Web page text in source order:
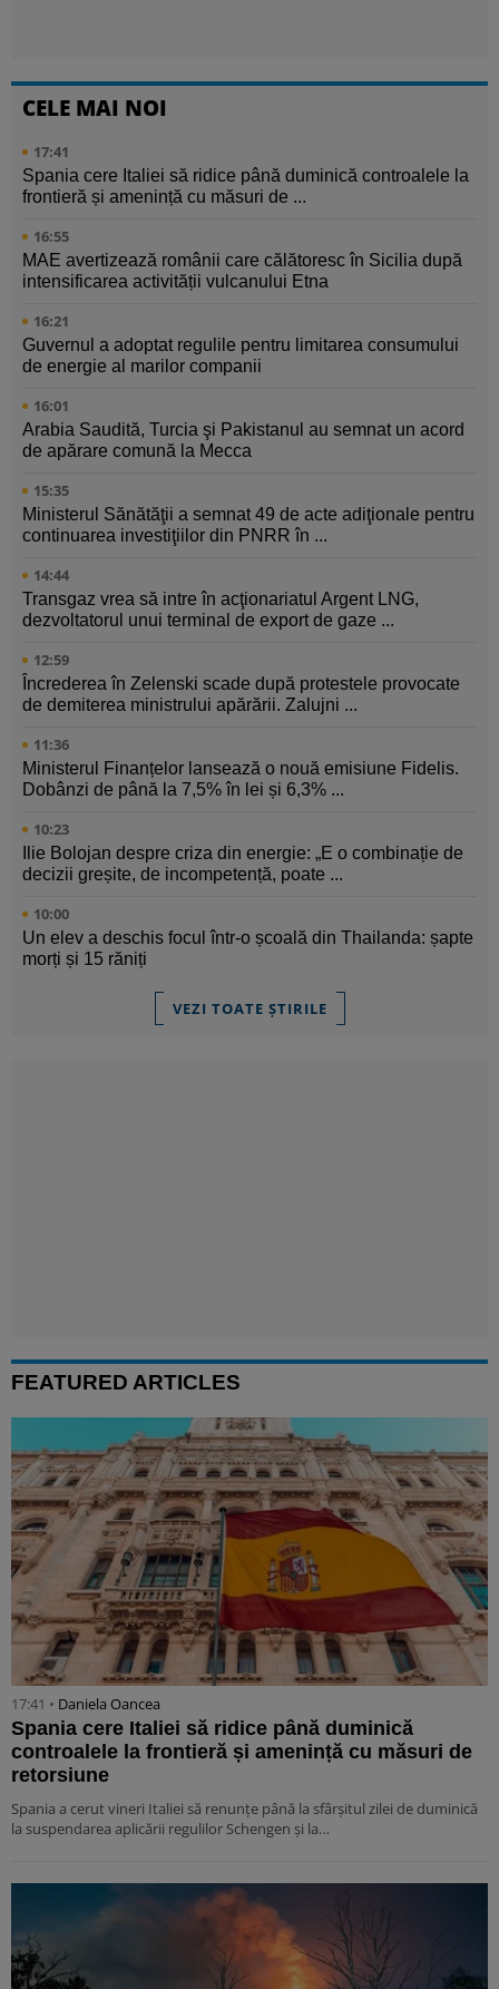
CELE MAI NOI
17:41
Spania cere Italiei să ridice până duminică controalele la
frontieră și amenință cu măsuri de ...
16:55
MAE avertizează românii care călătoresc în Sicilia după
intensificarea activității vulcanului Etna
16:21
Guvernul a adoptat regulile pentru limitarea consumului
de energie al marilor companii
16:01
Arabia Saudită, Turcia şi Pakistanul au semnat un acord
de apărare comună la Mecca
15:35
Ministerul Sănătăţii a semnat 49 de acte adiţionale pentru
continuarea investiţiilor din PNRR în ...
14:44
Transgaz vrea să intre în acţionariatul Argent LNG,
dezvoltatorul unui terminal de export de gaze ...
12:59
Încrederea în Zelenski scade după protestele provocate
de demiterea ministrului apărării. Zalujni ...
11:36
Ministerul Finanțelor lansează o nouă emisiune Fidelis.
Dobânzi de până la 7,5% în lei și 6,3% ...
10:23
Ilie Bolojan despre criza din energie: „E o combinație de
decizii greșite, de incompetență, poate ...
10:00
Un elev a deschis focul într-o școală din Thailanda: șapte
morți și 15 răniți
VEZI TOATE ȘTIRILE
FEATURED ARTICLES
17:41 • Daniela Oancea
Spania cere Italiei să ridice până duminică
controalele la frontieră și amenință cu măsuri de
retorsiune
Spania a cerut vineri Italiei să renunțe până la sfârșitul zilei de duminică
la suspendarea aplicării regulilor Schengen și la…